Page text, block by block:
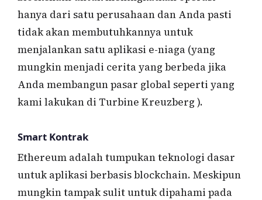
hanya dari satu perusahaan dan Anda pasti
tidak akan membutuhkannya untuk
menjalankan satu aplikasi e-niaga (yang
mungkin menjadi cerita yang berbeda jika
Anda membangun pasar global seperti yang
kami lakukan di Turbine Kreuzberg ).
Smart Kontrak
Ethereum adalah tumpukan teknologi dasar
untuk aplikasi berbasis blockchain. Meskipun
mungkin tampak sulit untuk dipahami pada